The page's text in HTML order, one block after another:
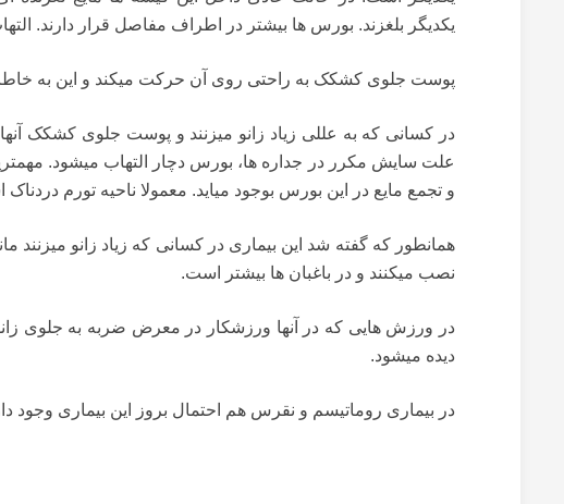
یکدیگر بلغزند. بورس ها بیشتر در اطراف مفاصل قرار دارند.
پوست جلوی کشکک به راحتی روی آن حرکت میکند و این به خاطر
در کسانی که به عللی زیاد زانو میزنند و پوست جلوی کشکک
علت سایش مکرر در جداره ها، بورس دچار التهاب میشود.
و تجمع مایع در این بورس بوجود میاید. معمولا ناحیه تورم
همانطور که گفته شد این بیماری در کسانی که زیاد زانو
نصب میکنند و در باغبان ها بیشتر است.
در ورزش هایی که در آنها ورزشکار در معرض ضربه به جلوی
دیده میشود.
در بیماری روماتیسم و نقرس هم احتمال بروز این بیماری وجود